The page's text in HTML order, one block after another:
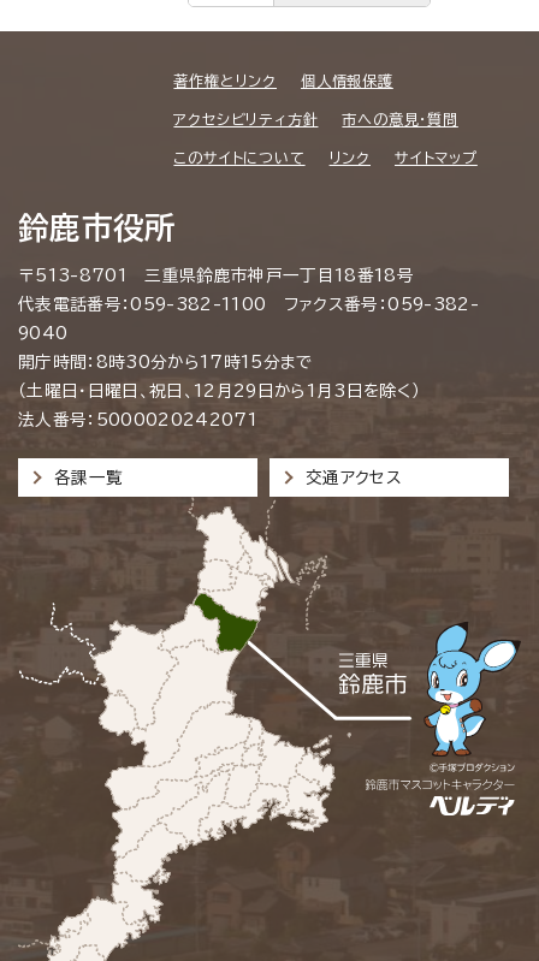
著作権とリンク 個人情報保護
アクセシビリティ方針 市への意見・質問
このサイトについて リンク サイトマップ
鈴鹿市役所
〒513-8701 三重県鈴鹿市神戸一丁目18番18号
代表電話番号：059-382-1100 ファクス番号：059-382-
9040
開庁時間：8時30分から17時15分まで
（土曜日・日曜日、祝日、12月29日から1月3日を除く）
法人番号：5000020242071
各課一覧 交通アクセス